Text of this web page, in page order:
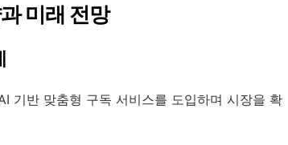
미래 전망
기반 맞춤형 구독 서비스를 도입하며 시장을 확